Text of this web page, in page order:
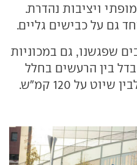
ויציבות נהדרת.
גם על כבישים גליים.
שפגשנו, גם במכוניות
בין הרעשים בחלל
הרכב בין מצב של עמידה לבין שיוט על 120 קמ"ש.